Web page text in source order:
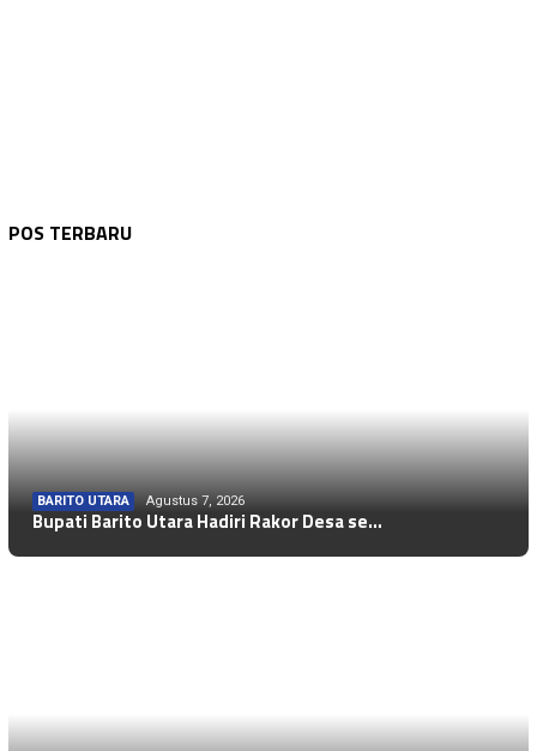
POS TERBARU
BARITO UTARA Agustus 7, 2026
Bupati Barito Utara Hadiri Rakor Desa se…